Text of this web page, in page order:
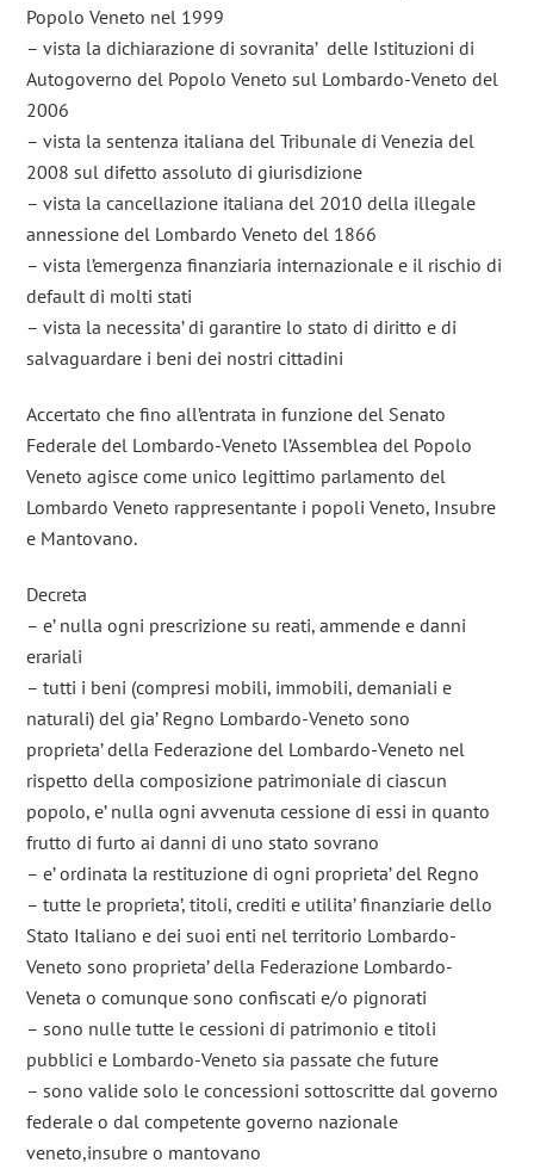
Popolo Veneto nel 1999
– vista la dichiarazione di sovranita’ delle Istituzioni di
Autogoverno del Popolo Veneto sul Lombardo-Veneto del
2006
– vista la sentenza italiana del Tribunale di Venezia del
2008 sul difetto assoluto di giurisdizione
– vista la cancellazione italiana del 2010 della illegale
annessione del Lombardo Veneto del 1866
– vista l’emergenza finanziaria internazionale e il rischio di
default di molti stati
– vista la necessita’ di garantire lo stato di diritto e di
salvaguardare i beni dei nostri cittadini
Accertato che fino all’entrata in funzione del Senato
Federale del Lombardo-Veneto l’Assemblea del Popolo
Veneto agisce come unico legittimo parlamento del
Lombardo Veneto rappresentante i popoli Veneto, Insubre
e Mantovano.
Decreta
– e’ nulla ogni prescrizione su reati, ammende e danni
erariali
– tutti i beni (compresi mobili, immobili, demaniali e
naturali) del gia’ Regno Lombardo-Veneto sono
proprieta’ della Federazione del Lombardo-Veneto nel
rispetto della composizione patrimoniale di ciascun
popolo, e’ nulla ogni avvenuta cessione di essi in quanto
frutto di furto ai danni di uno stato sovrano
– e’ ordinata la restituzione di ogni proprieta’ del Regno
– tutte le proprieta’, titoli, crediti e utilita’ finanziarie dello
Stato Italiano e dei suoi enti nel territorio Lombardo-
Veneto sono proprieta’ della Federazione Lombardo-
Veneta o comunque sono confiscati e/o pignorati
– sono nulle tutte le cessioni di patrimonio e titoli
pubblici e Lombardo-Veneto sia passate che future
– sono valide solo le concessioni sottoscritte dal governo
federale o dal competente governo nazionale
veneto,insubre o mantovano